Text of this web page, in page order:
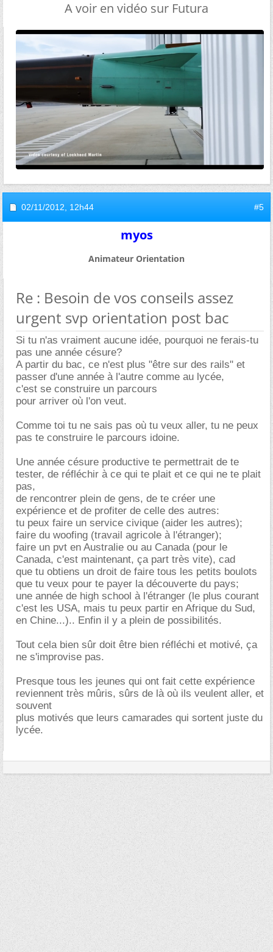
A voir en vidéo sur Futura
02/11/2012, 12h44 #5
myos
Animateur Orientation
Re : Besoin de vos conseils assez
urgent svp orientation post bac
Si tu n'as vraiment aucune idée, pourquoi ne ferais-tu
pas une année césure?
A partir du bac, ce n'est plus "être sur des rails" et
passer d'une année à l'autre comme au lycée,
c'est se construire un parcours
pour arriver où l'on veut.
Comme toi tu ne sais pas où tu veux aller, tu ne peux
pas te construire le parcours idoine.
Une année césure productive te permettrait de te
tester, de réfléchir à ce qui te plait et ce qui ne te plait
pas,
de rencontrer plein de gens, de te créer une
expérience et de profiter de celle des autres:
tu peux faire un service civique (aider les autres);
faire du woofing (travail agricole à l'étranger);
faire un pvt en Australie ou au Canada (pour le
Canada, c'est maintenant, ça part très vite), cad
que tu obtiens un droit de faire tous les petits boulots
que tu veux pour te payer la découverte du pays;
une année de high school à l'étranger (le plus courant
c'est les USA, mais tu peux partir en Afrique du Sud,
en Chine...).. Enfin il y a plein de possibilités.
Tout cela bien sûr doit être bien réfléchi et motivé, ça
ne s'improvise pas.
Presque tous les jeunes qui ont fait cette expérience
reviennent très mûris, sûrs de là où ils veulent aller, et
souvent
plus motivés que leurs camarades qui sortent juste du
lycée.